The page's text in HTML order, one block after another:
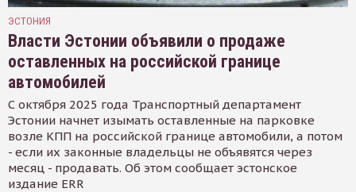
ЭСТОНИЯ
Власти Эстонии объявили о продаже
оставленных на российской границе
автомобилей
С октября 2025 года Транспортный департамент
Эстонии начнет изымать оставленные на парковке
возле КПП на российской границе автомобили, а потом
- если их законные владельцы не объявятся через
месяц - продавать. Об этом сообщает эстонское
издание ERR